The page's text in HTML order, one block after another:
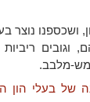
נוצר
ריביות
מלבב.
של בעלי הון